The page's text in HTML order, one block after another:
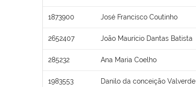
1873900 José Francisco Coutinho
2652407 João Maurício Dantas Batista
285232 Ana Maria Coelho
1983553 Danilo da conceição Valverde